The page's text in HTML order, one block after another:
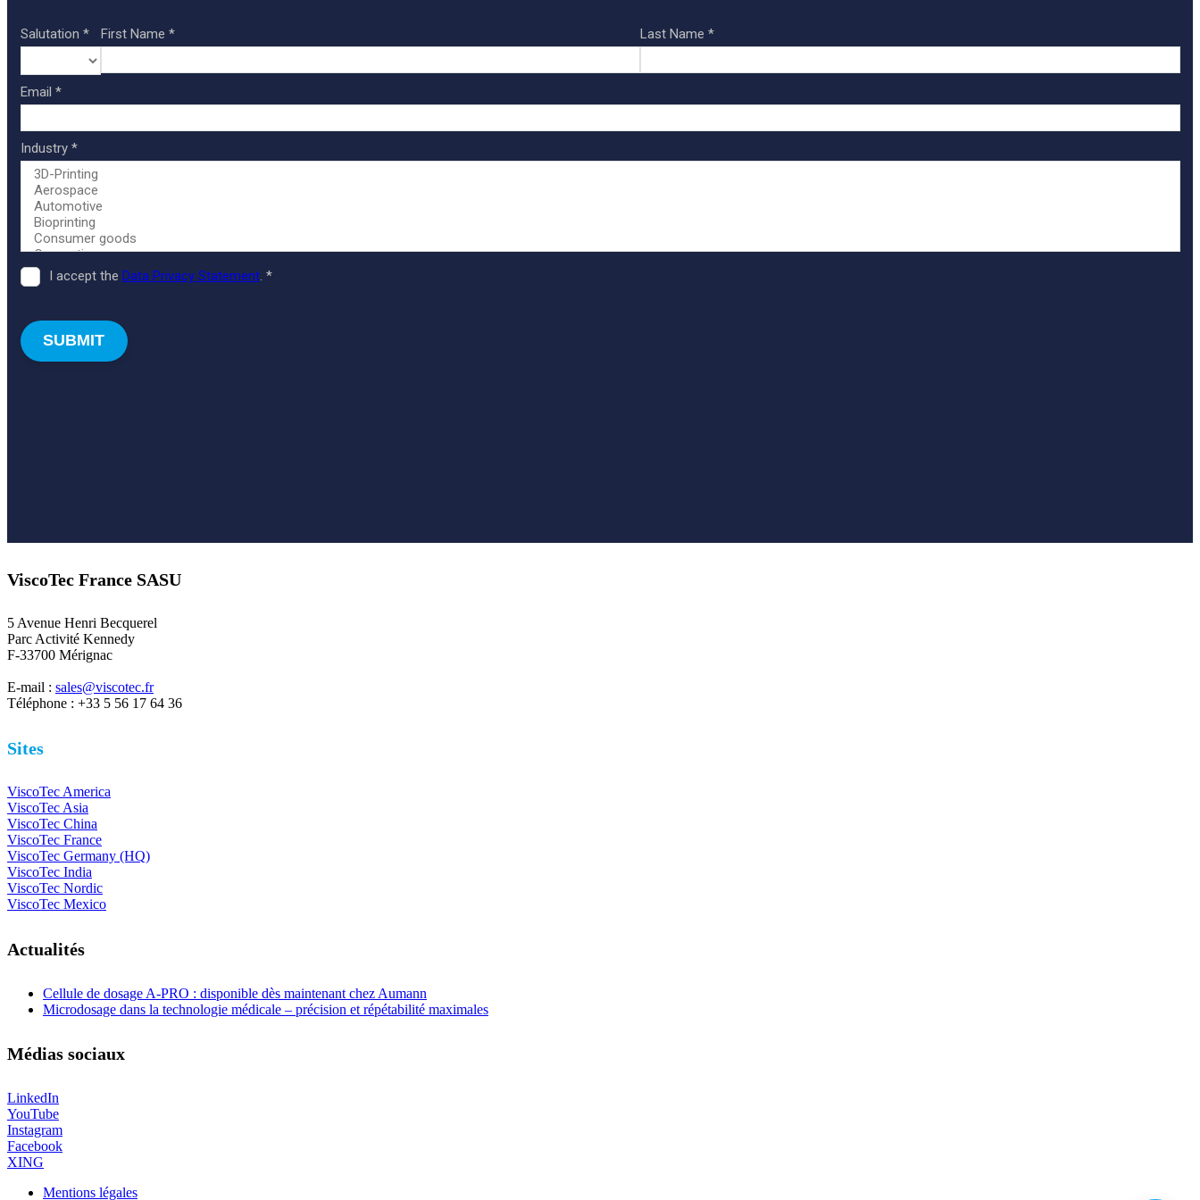
ViscoTec France SASU
5 Avenue Henri Becquerel
Parc Activité Kennedy
F-33700 Mérignac
E-mail : sales@viscotec.fr
Téléphone : +33 5 56 17 64 36
Sites
ViscoTec America
ViscoTec Asia
ViscoTec China
ViscoTec France
ViscoTec Germany (HQ)
ViscoTec India
ViscoTec Nordic
ViscoTec Mexico
Actualités
Cellule de dosage A-PRO : disponible dès maintenant chez Aumann
Microdosage dans la technologie médicale – précision et répétabilité maximales
Médias sociaux
LinkedIn
YouTube
Instagram
Facebook
XING
Mentions légales